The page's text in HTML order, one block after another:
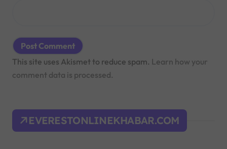
This site uses Akismet to reduce spam. Learn how your
comment data is processed.
EVERESTONLINEKHABAR.COM